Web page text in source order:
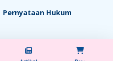
Pernyataan Hukum